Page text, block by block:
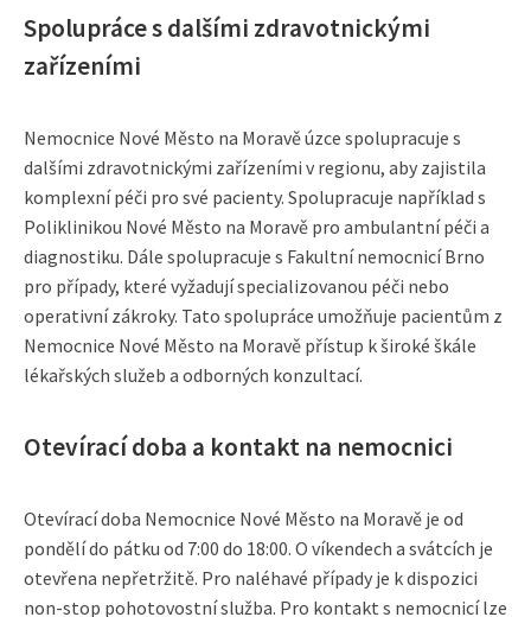
Spolupráce s dalšími zdravotnickými
zařízeními
Nemocnice Nové Město na Moravě úzce spolupracuje s
dalšími zdravotnickými zařízeními v regionu, aby zajistila
komplexní péči pro své pacienty. Spolupracuje například s
Poliklinikou Nové Město na Moravě pro ambulantní péči a
diagnostiku. Dále spolupracuje s Fakultní nemocnicí Brno
pro případy, které vyžadují specializovanou péči nebo
operativní zákroky. Tato spolupráce umožňuje pacientům z
Nemocnice Nové Město na Moravě přístup k široké škále
lékařských služeb a odborných konzultací.
Otevírací doba a kontakt na nemocnici
Otevírací doba Nemocnice Nové Město na Moravě je od
pondělí do pátku od 7:00 do 18:00. O víkendech a svátcích je
otevřena nepřetržitě. Pro naléhavé případy je k dispozici
non-stop pohotovostní služba. Pro kontakt s nemocnicí lze